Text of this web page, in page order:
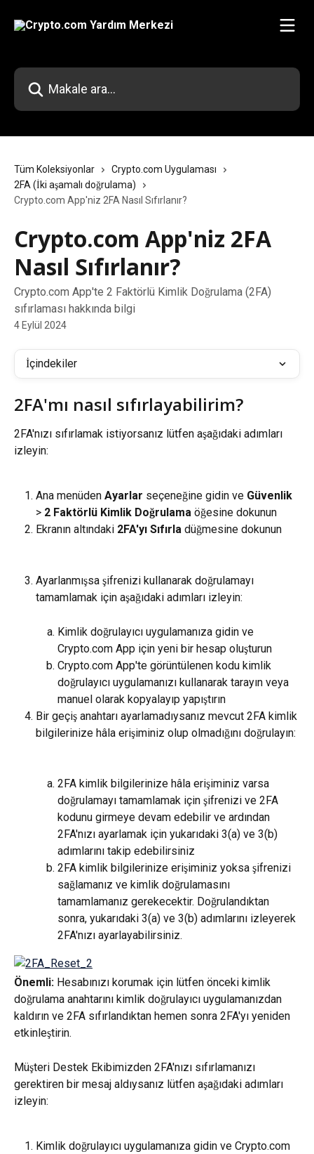
Makale ara...
Tüm Koleksiyonlar
Crypto.com Uygulaması
2FA (İki aşamalı doğrulama)
Crypto.com App'niz 2FA Nasıl Sıfırlanır?
Crypto.com App'niz 2FA
Nasıl Sıfırlanır?
Crypto.com App'te 2 Faktörlü Kimlik Doğrulama (2FA)
sıfırlaması hakkında bilgi
4 Eylül 2024
İçindekiler
2FA'mı nasıl sıfırlayabilirim?
2FA'nızı sıfırlamak istiyorsanız lütfen aşağıdaki adımları
izleyin:
Ana menüden Ayarlar seçeneğine gidin ve Güvenlik
> 2 Faktörlü Kimlik Doğrulama öğesine dokunun
Ekranın altındaki 2FA'yı Sıfırla düğmesine dokunun
Ayarlanmışsa şifrenizi kullanarak doğrulamayı
tamamlamak için aşağıdaki adımları izleyin:
Kimlik doğrulayıcı uygulamanıza gidin ve
Crypto.com App için yeni bir hesap oluşturun
Crypto.com App'te görüntülenen kodu kimlik
doğrulayıcı uygulamanızı kullanarak tarayın veya
manuel olarak kopyalayıp yapıştırın
Bir geçiş anahtarı ayarlamadıysanız mevcut 2FA kimlik
bilgilerinize hâla erişiminiz olup olmadığını doğrulayın:
2FA kimlik bilgilerinize hâla erişiminiz varsa
doğrulamayı tamamlamak için şifrenizi ve 2FA
kodunu girmeye devam edebilir ve ardından
2FA'nızı ayarlamak için yukarıdaki 3(a) ve 3(b)
adımlarını takip edebilirsiniz
2FA kimlik bilgilerinize erişiminiz yoksa şifrenizi
sağlamanız ve kimlik doğrulamasını
tamamlamanız gerekecektir. Doğrulandıktan
sonra, yukarıdaki 3(a) ve 3(b) adımlarını izleyerek
2FA'nızı ayarlayabilirsiniz.
Önemli: Hesabınızı korumak için lütfen önceki kimlik
doğrulama anahtarını kimlik doğrulayıcı uygulamanızdan
kaldırın ve 2FA sıfırlandıktan hemen sonra 2FA'yı yeniden
etkinleştirin.
Müşteri Destek Ekibimizden 2FA'nızı sıfırlamanızı
gerektiren bir mesaj aldıysanız lütfen aşağıdaki adımları
izleyin:
Kimlik doğrulayıcı uygulamanıza gidin ve Crypto.com